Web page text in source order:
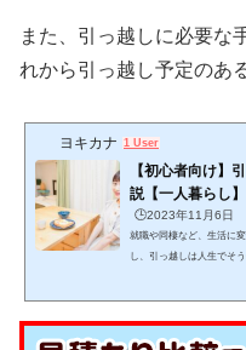
また、引っ越しに必要な
れから引っ越し予定のあ
ヨキカナ 1 User
【初心者向け】
説【一人暮らし
🕒️2023年11月6日
就職や同棲など、生活に
し、引っ越しは人生でそ
をこなし、失敗しない引